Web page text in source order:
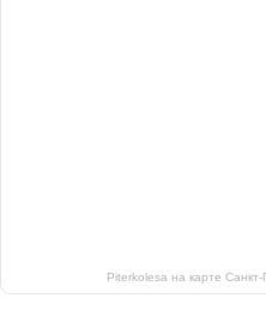
Piterkolesa на карте